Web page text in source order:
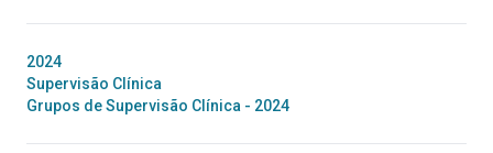
2024
Supervisão Clínica
Grupos de Supervisão Clínica - 2024